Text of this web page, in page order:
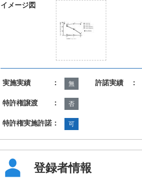
イメージ図
実施実績 ： 無 許諾実績 ：
特許権譲渡 ： 否
特許権実施許諾： 可
登録者情報